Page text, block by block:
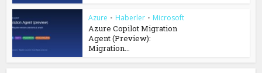
Azure • Haberler • Microsoft
Azure Copilot Migration
Agent (Preview):
Migration...